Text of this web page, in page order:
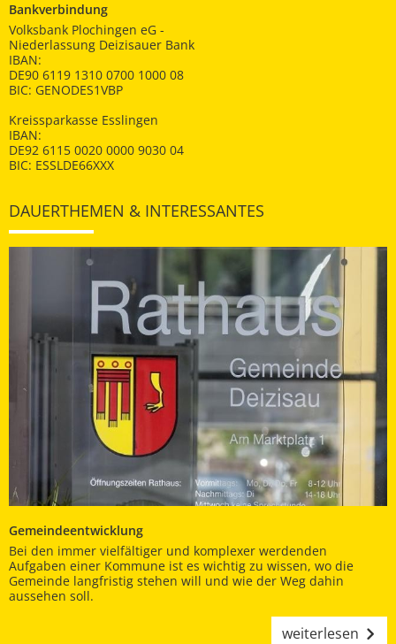
Bankverbindung
Volksbank Plochingen eG -
Niederlassung Deizisauer Bank
IBAN:
DE90 6119 1310 0700 1000 08
BIC: GENODES1VBP
Kreissparkasse Esslingen
IBAN:
DE92 6115 0020 0000 9030 04
BIC: ESSLDE66XXX
DAUERTHEMEN & INTERESSANTES
Gemeindeentwicklung
Bei den immer vielfältiger und komplexer werdenden
Aufgaben einer Kommune ist es wichtig zu wissen, wo die
Gemeinde langfristig stehen will und wie der Weg dahin
aussehen soll.
weiterlesen